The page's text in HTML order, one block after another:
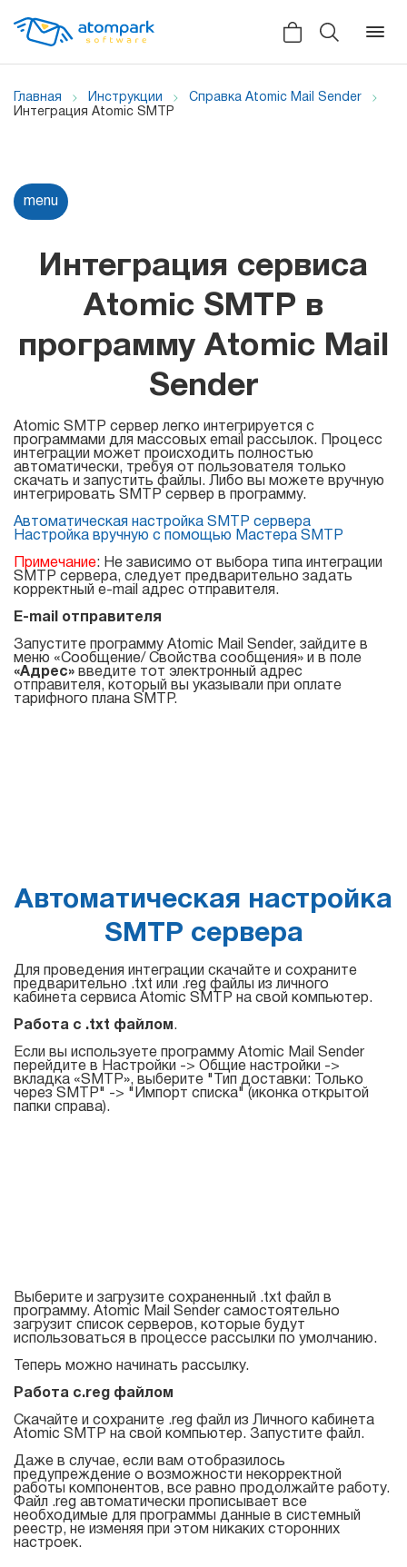
Программы
рассылки
Atomic Tracker
Для
поиска
email
адресов
Atomic Lead Extractor
Atomic Email Hunter
рассылки
Atomic List Manager
Atomic
Email
Все сервисы
Atomic SMS Sender
Отзывы
Справка
Договор оферты
Главная Инструкции
Справка Atomic Mail Sender
Интеграция Atomic SMTP
menu
Интеграция сервиса
Atomic SMTP в
программу Atomic Mail
Sender
Atomic SMTP сервер легко интегрируется с
программами для массовых email рассылок. Процесс
интеграции может происходить полностью
автоматически, требуя от пользователя только
скачать и запустить файлы. Либо вы можете вручную
интегрировать SMTP сервер в программу.
Автоматическая настройка SMTP сервера
Настройка вручную с помощью Мастера SMTP
Примечание: Не зависимо от выбора типа интеграции
SMTP сервера, следует предварительно задать
корректный e-mail адрес отправителя.
E-mail отправителя
Запустите программу Atomic Mail Sender, зайдите в
меню «Сообщение/ Свойства сообщения» и в поле
«Адрес» введите тот электронный адрес
отправителя, который вы указывали при оплате
тарифного плана SMTP.
Автоматическая настройка
SMTP сервера
Для проведения интеграции скачайте и сохраните
предварительно .txt или .reg файлы из личного
кабинета сервиса Atomic SMTP на свой компьютер.
Работа с .txt файлом .
Если вы используете программу Atomic Mail Sender
перейдите в Наcтройки -> Общие настройки ->
вкладка «SMTP», выберите "Тип доставки: Только
через SMTP" -> "Импорт списка" (иконка открытой
папки справа).
Выберите и загрузите сохраненный .txt файл в
программу. Atomic Mail Sender самостоятельно
загрузит список серверов, которые будут
использоваться в процессе рассылки по умолчанию.
Теперь можно начинать рассылку.
Работа с.reg файлом
Скачайте и сохраните .reg файл из Личного кабинета
Atomic SMTP на свой компьютер. Запустите файл.
Даже в случае, если вам отобразилось
предупреждение о возможности некорректной
работы компонентов, все равно продолжайте работу.
Файл .reg автоматически прописывает все
необходимые для программы данные в системный
реестр, не изменяя при этом никаких сторонних
настроек.